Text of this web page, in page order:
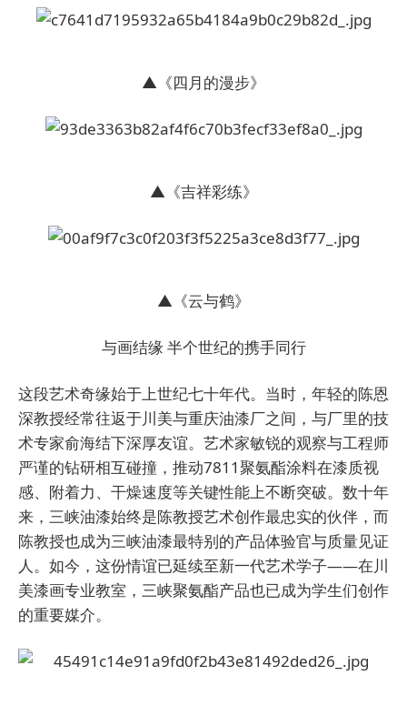
▲《四月的漫步》
▲《吉祥彩练》
▲《云与鹤》
与画结缘半个世纪的携手同行
这段艺术奇缘始于上世纪七十年代。当时，年轻的陈恩
深教授经常往返于川美与重庆油漆厂之间，与厂里的技
术专家俞海结下深厚友谊。艺术家敏锐的观察与工程师
严谨的钻研相互碰撞，推动7811聚氨酯涂料在漆质视
感、附着力、干燥速度等关键性能上不断突破。数十年
来，三峡油漆始终是陈教授艺术创作最忠实的伙伴，而
陈教授也成为三峡油漆最特别的产品体验官与质量见证
人。如今，这份情谊已延续至新一代艺术学子——在川
美漆画专业教室，三峡聚氨酯产品也已成为学生们创作
的重要媒介。